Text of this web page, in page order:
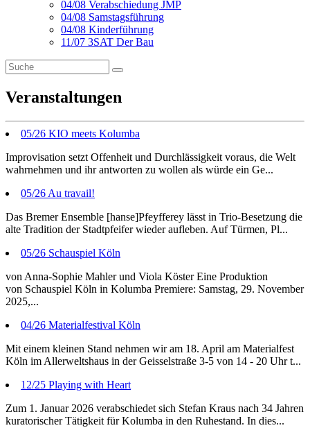
04/08 Verabschiedung JMP
04/08 Samstagsführung
04/08 Kinderführung
11/07 3SAT Der Bau
Veranstaltungen
05/26 KIO meets Kolumba
Improvisation setzt Offenheit und Durchlässigkeit voraus, die Welt
wahrnehmen und ihr antworten zu wollen als würde ein Ge...
05/26 Au travail!
Das Bremer Ensemble [hanse]Pfeyfferey lässt in Trio-Besetzung die
alte Tradition der Stadtpfeifer wieder aufleben. Auf Türmen, Pl...
05/26 Schauspiel Köln
von Anna-Sophie Mahler und Viola Köster Eine Produktion
von Schauspiel Köln in Kolumba Premiere: Samstag, 29. November
2025,...
04/26 Materialfestival Köln
Mit einem kleinen Stand nehmen wir am 18. April am Materialfest
Köln im Allerweltshaus in der Geisselstraße 3-5 von 14 - 20 Uhr t...
12/25 Playing with Heart
Zum 1. Januar 2026 verabschiedet sich Stefan Kraus nach 34 Jahren
kuratorischer Tätigkeit für Kolumba in den Ruhestand. In dies...